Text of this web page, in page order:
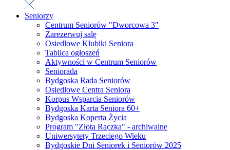
Seniorzy
Centrum Seniorów "Dworcowa 3"
Zarezerwuj salę
Osiedlowe Klubiki Seniora
Tablica ogłoszeń
Aktywności w Centrum Seniorów
Seniorada
Bydgoska Rada Seniorów
Osiedlowe Centra Seniora
Korpus Wsparcia Seniorów
Bydgoska Karta Seniora 60+
Bydgoska Koperta Życia
Program "Złota Rączka" - archiwalne
Uniwersytety Trzeciego Wieku
Bydgoskie Dni Seniorek i Seniorów 2025